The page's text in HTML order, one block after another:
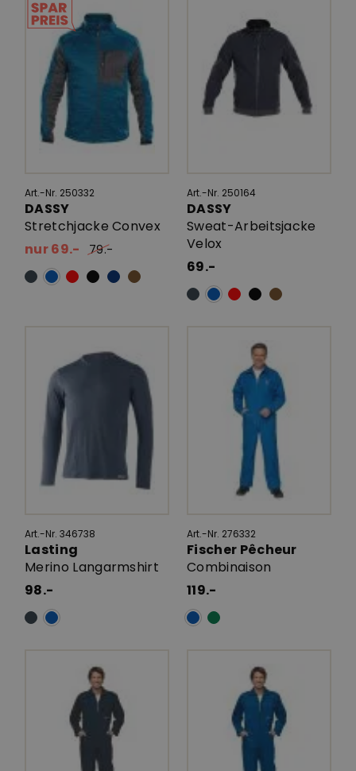
Art.-Nr. 250332
DASSY
Stretchjacke Convex
nur 69.-
79.-
Art.-Nr. 250164
DASSY
Sweat-Arbeitsjacke
Velox
69.-
Art.-Nr. 346738
Lasting
Merino Langarmshirt
98.-
Art.-Nr. 276332
Fischer Pêcheur
Combinaison
119.-